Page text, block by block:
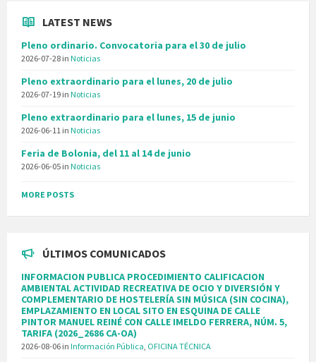
LATEST NEWS
Pleno ordinario. Convocatoria para el 30 de julio
2026-07-28 in Noticias
Pleno extraordinario para el lunes, 20 de julio
2026-07-19 in Noticias
Pleno extraordinario para el lunes, 15 de junio
2026-06-11 in Noticias
Feria de Bolonia, del 11 al 14 de junio
2026-06-05 in Noticias
MORE POSTS
ÚLTIMOS COMUNICADOS
INFORMACION PUBLICA PROCEDIMIENTO CALIFICACION
AMBIENTAL ACTIVIDAD RECREATIVA DE OCIO Y DIVERSIÓN Y
COMPLEMENTARIO DE HOSTELERÍA SIN MÚSICA (SIN COCINA),
EMPLAZAMIENTO EN LOCAL SITO EN ESQUINA DE CALLE
PINTOR MANUEL REINÉ CON CALLE IMELDO FERRERA, NÚM. 5,
TARIFA (2026_2686 CA-OA)
2026-08-06 in Información Pública, OFICINA TÉCNICA